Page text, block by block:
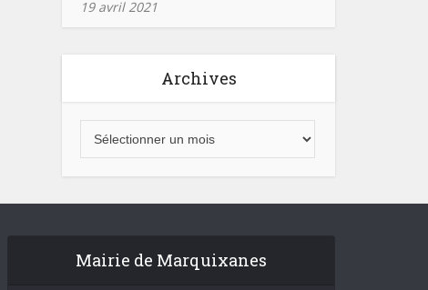
19 avril 2021
Archives
Mairie de Marquixanes